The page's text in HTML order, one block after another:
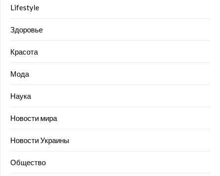
Lifestyle
Здоровье
Красота
Мода
Наука
Новости мира
Новости Украины
Общество